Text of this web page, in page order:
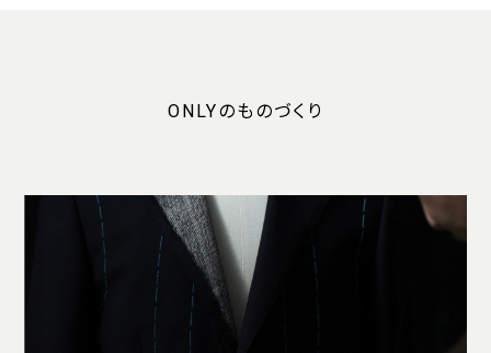
ONLYのものづくり